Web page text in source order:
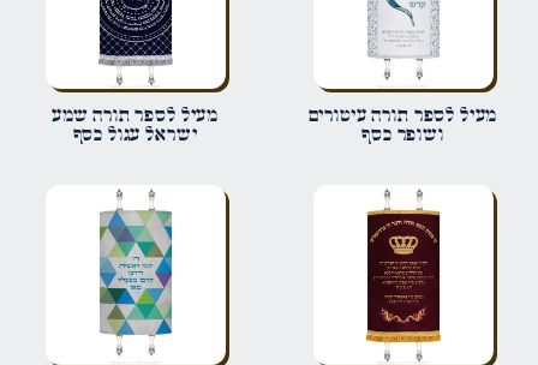
שם*
שמור בדפדפן זה את השם, האימייל והאתר שלי לפעם הבאה שאגיב.
מעיל לספר תורה עיטורים
ושופר כסף
מעיל לספר תורה שמע
ישראל עגול כסף